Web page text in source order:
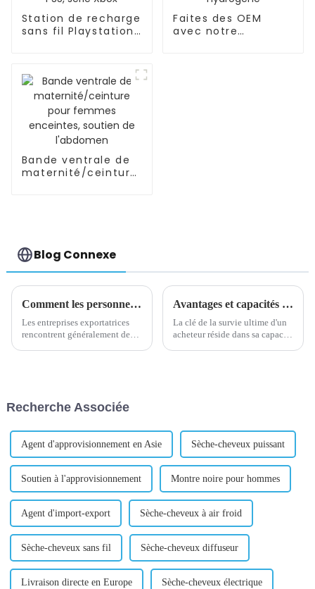
Station de recharge
sans fil Playstation
Faites des OEM
avec notre
Bande ventrale de
maternité/ceinture
Blog Connexe
Comment les personnes engagées dans des achats internationaux choisissent-elles leurs fournisseurs ?
Les entreprises exportatrices
rencontrent généralement de
mais je n'ai reçu aucune
b...
Avantages et capacités des agents d'achat
La clé de la survie ultime d'un
acheteur réside dans sa capacité
Recherche Associée
Agent d'approvisionnement en Asie Sèche-cheveux puissant
Soutien à l'approvisionnement Montre noire pour hommes
Agent d'import-export Sèche-cheveux à air froid
Sèche-cheveux sans fil Sèche-cheveux diffuseur
Livraison directe en Europe Sèche-cheveux électrique